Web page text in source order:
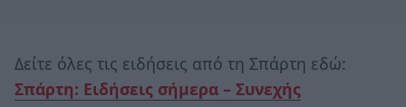
Δείτε όλες τις ειδήσεις από τη Σπάρτη εδώ:
Σπάρτη: Ειδήσεις σήμερα – Συνεχής